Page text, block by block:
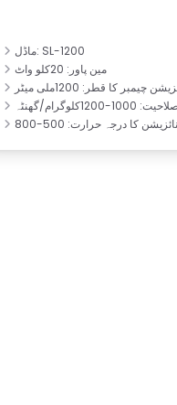
ماڈل: SL-1200
مین پاور: 20کلو واٹ
چیمبر کا قطر: 1200ملی میٹر
1000-1200کلوگرام/گھنٹہ